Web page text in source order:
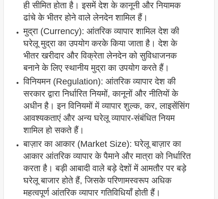
ही सीमित होता है। इसमें देश के कानूनी और नियामक
ढांचे के भीतर होने वाले लेनदेन शामिल हैं।
मुद्रा (Currency): आंतरिक व्यापार शामिल देश की
घरेलू मुद्रा का उपयोग करके किया जाता है। देश के
भीतर खरीदार और विक्रेता लेनदेन को सुविधाजनक
बनाने के लिए स्थानीय मुद्रा का उपयोग करते हैं।
विनियमन (Regulation): आंतरिक व्यापार देश की
सरकार द्वारा निर्धारित नियमों, कानूनों और नीतियों के
अधीन है। इन विनियमों में व्यापार शुल्क, कर, लाइसेंसिंग
आवश्यकताएं और अन्य घरेलू व्यापार-संबंधित नियम
शामिल हो सकते हैं।
बाज़ार का आकार (Market Size): घरेलू बाज़ार का
आकार आंतरिक व्यापार के पैमाने और मात्रा को निर्धारित
करता है। बड़ी आबादी वाले बड़े देशों में आमतौर पर बड़े
घरेलू बाजार होते हैं, जिसके परिणामस्वरूप अधिक
महत्वपूर्ण आंतरिक व्यापार गतिविधियाँ होती हैं।